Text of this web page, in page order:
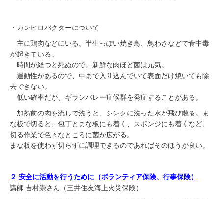
・カンピロバクターについて
主に鶏肉などにいる。半生っぽい焼き鳥、鳥わさなどで食中毒
が起きている。
時間が経つと死ぬので、新鮮な肉ほど菌は元気。
運動性があるので、中まで入り込んでいて表面だけ焼いても除
去できない。
低い確率だが、ギランバレー症候群を発症することがある。
加熱前の肉を流しで洗うと、シンクに洗った水が飛び散る。ま
な板で切ると、包丁とまな板にも着く、スポンジにも着くなど、
切る作業で色々なところに菌が広がる。
まな板を使わず切らずに調理できるのであればそのほうが良い。
２ 安全に活動を行うために（ボランティア保険、行事保険）
講師:吉村崇さん（三井住友海上火災保険）